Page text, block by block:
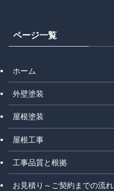
ページ一覧
ホーム
外壁塗装
屋根塗装
屋根工事
工事品質と根拠
お見積り～ご契約までの流れ